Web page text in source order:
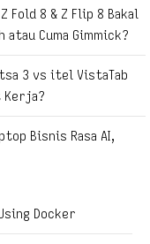
Fold 8 & Z Flip 8 Bakal
atau Cuma Gimmick?
3 vs itel VistaTab
Kerja?
Bisnis Rasa AI,
Docker